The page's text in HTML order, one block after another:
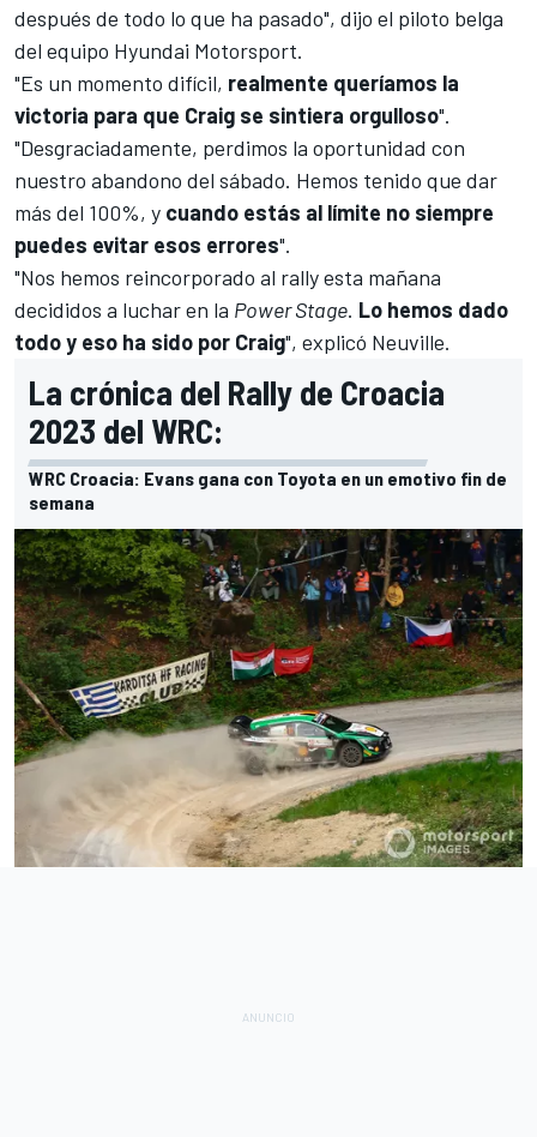
después de todo lo que ha pasado", dijo el piloto belga
del equipo Hyundai Motorsport.
"Es un momento difícil, realmente queríamos la
victoria para que Craig se sintiera orgulloso".
"Desgraciadamente, perdimos la oportunidad con
nuestro abandono del sábado. Hemos tenido que dar
más del 100%, y cuando estás al límite no siempre
puedes evitar esos errores".
"Nos hemos reincorporado al rally esta mañana
decididos a luchar en la Power Stage. Lo hemos dado
todo y eso ha sido por Craig", explicó Neuville.
La crónica del Rally de Croacia
2023 del WRC:
WRC Croacia: Evans gana con Toyota en un emotivo fin de
semana